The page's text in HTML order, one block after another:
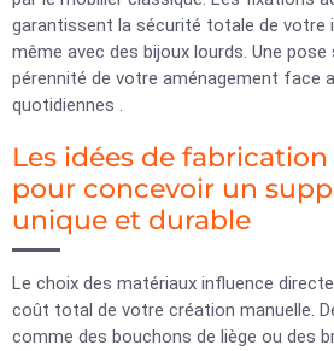
garantissent la sécurité totale de votre
même avec des bijoux lourds. Une
pérennité de votre aménagement face
quotidiennes .
Les idées de
pour concevoir un
unique et durable
Le choix des matériaux influence
coût total de votre création manuelle.
comme des bouchons de liège ou des